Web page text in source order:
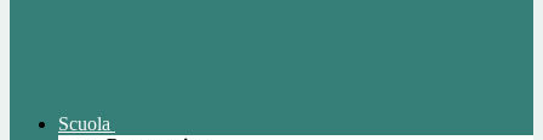
Scuola